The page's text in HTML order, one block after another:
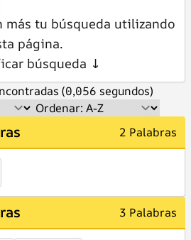
más tu búsqueda utilizando
página.
búsqueda ↓
(0,056 segundos)
2 Palabras
3 Palabras